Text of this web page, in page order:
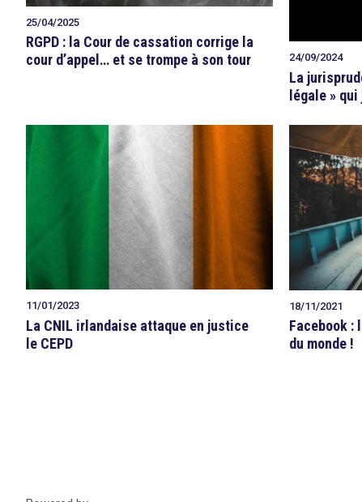
25/04/2025
RGPD : la Cour de cassation corrige la
cour d’appel… et se trompe à son tour
24/09/2024
La
légale »
11/01/2023
La CNIL irlandaise attaque en justice
le CEPD
18/11/2021
Facebook :
du monde !
search